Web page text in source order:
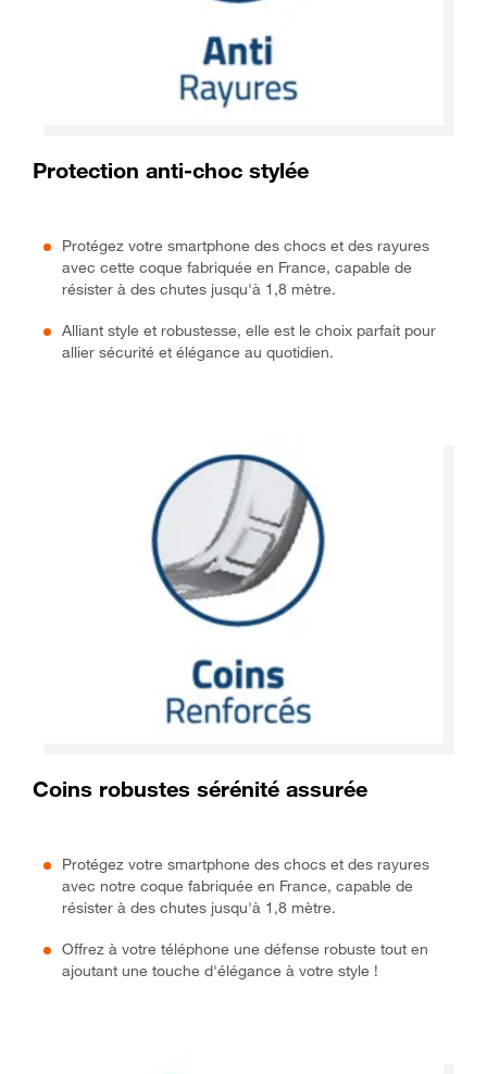
Protection anti-choc stylée
Protégez votre smartphone des chocs et des rayures
avec cette coque fabriquée en France, capable de
résister à des chutes jusqu'à 1,8 mètre.
Alliant style et robustesse, elle est le choix parfait pour
allier sécurité et élégance au quotidien.
Coins robustes sérénité assurée
Protégez votre smartphone des chocs et des rayures
avec notre coque fabriquée en France, capable de
résister à des chutes jusqu'à 1,8 mètre.
Offrez à votre téléphone une défense robuste tout en
ajoutant une touche d'élégance à votre style !